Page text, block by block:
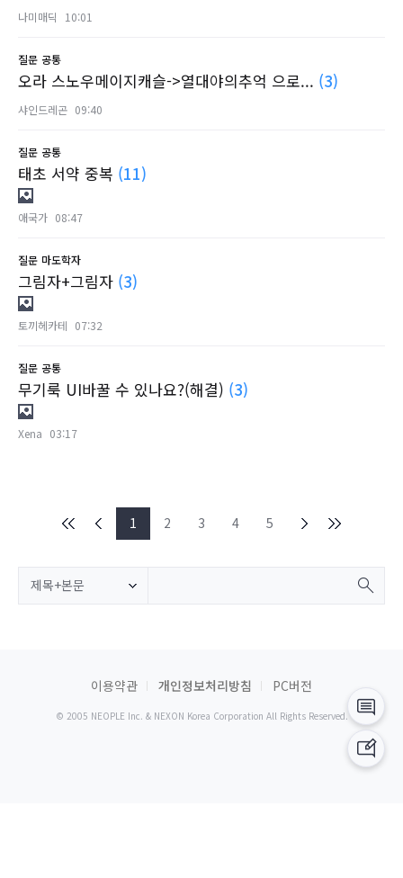
나미매딕 10:01
질문 공통
오라 스노우메이지캐슬->열대야의추억 으로... (3)
샤인드레곤 09:40
질문 공통
태초 서약 중복 (11)
애국가 08:47
질문 마도학자
그림자+그림자 (3)
토끼헤카테 07:32
질문 공통
무기룩 UI바꿀 수 있나요?(해결) (3)
Xena 03:17
1 2 3 4 5
제목+본문
이용약관 개인정보처리방침 PC버전
© 2005 NEOPLE Inc. & NEXON Korea Corporation All Rights Reserved.